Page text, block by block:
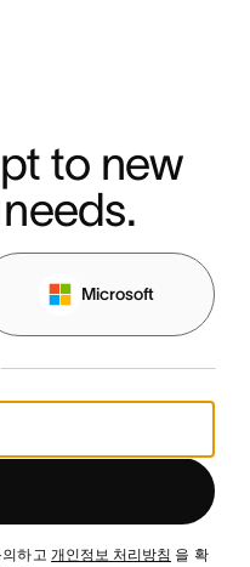
to new
Microsoft
하고 개인정보 처리방침 을 확